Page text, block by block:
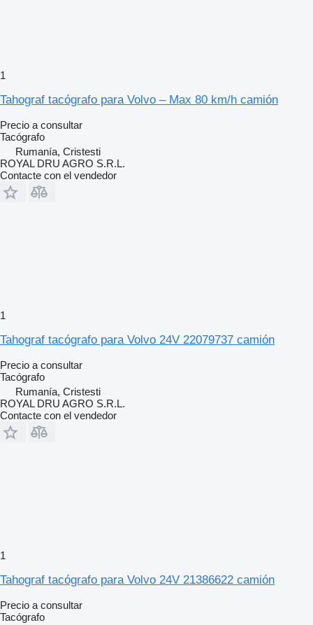
1
Tahograf tacógrafo para Volvo – Max 80 km/h camión
Precio a consultar
Tacógrafo
Rumanía, Cristesti
ROYAL DRU AGRO S.R.L.
Contacte con el vendedor
1
Tahograf tacógrafo para Volvo 24V 22079737 camión
Precio a consultar
Tacógrafo
Rumanía, Cristesti
ROYAL DRU AGRO S.R.L.
Contacte con el vendedor
1
Tahograf tacógrafo para Volvo 24V 21386622 camión
Precio a consultar
Tacógrafo